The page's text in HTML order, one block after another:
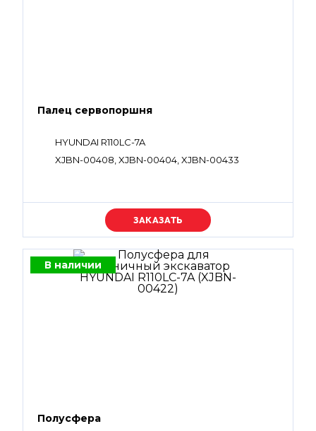
Палец сервопоршня
HYUNDAI R110LC-7A
XJBN-00408, XJBN-00404, XJBN-00433
Уточняйте цену
В наличии
Полусфера